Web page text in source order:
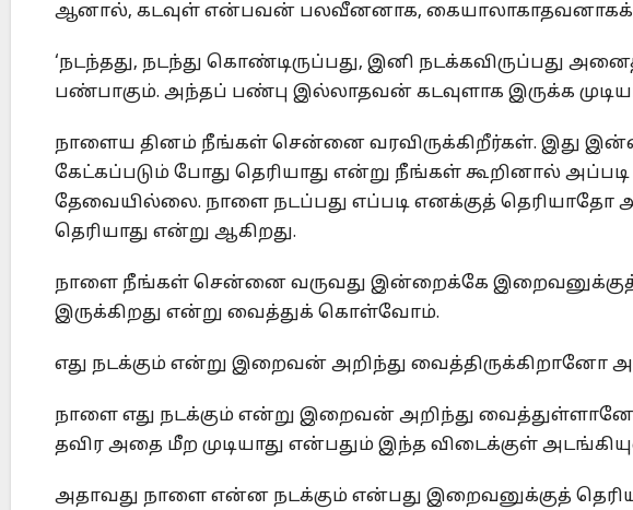
ஆனால், கடவுள் என்பவன் பலவீனனாக, கையாலாகாதவனாகக்
‘நடந்தது, நடந்து கொண்டிருப்பது, இனி நடக்கவிருப்பது
பண்பாகும். அந்தப் பண்பு இல்லாதவன் கடவுளாக இருக்க
நாளைய தினம் நீங்கள் சென்னை வரவிருக்கிறீர்கள். இது
கேட்கப்படும் போது தெரியாது என்று நீங்கள் கூறினால்
தேவையில்லை. நாளை நடப்பது எப்படி எனக்குத்
தெரியாது என்று ஆகிறது.
நாளை நீங்கள் சென்னை வருவது இன்றைக்கே இறைவனுக்குத்
இருக்கிறது என்று வைத்துக் கொள்வோம்.
எது நடக்கும் என்று இறைவன் அறிந்து வைத்திருக்கிறானோ
நாளை எது நடக்கும் என்று இறைவன் அறிந்து
தவிர அதை மீற முடியாது என்பதும் இந்த விடைக்குள்
அதாவது நாளை என்ன நடக்கும் என்பது இறைவனுக்குத்